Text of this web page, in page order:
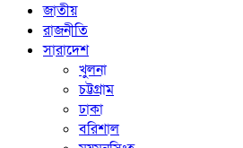
জাতীয়
রাজনীতি
সারাদেশ
খুলনা
চট্টগ্রাম
ঢাকা
বরিশাল